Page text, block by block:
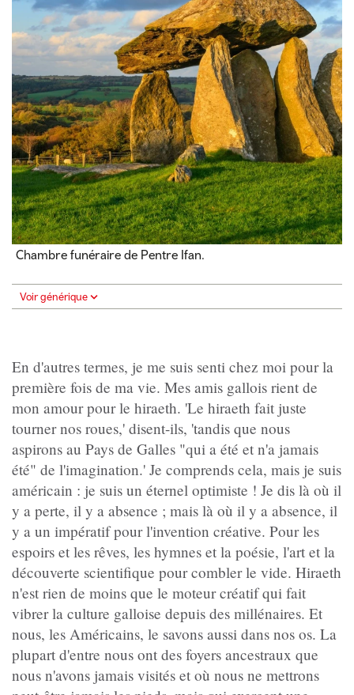
Chambre funéraire de Pentre Ifan.
Voir générique
En d'autres termes, je me suis senti chez moi pour la
première fois de ma vie. Mes amis gallois rient de
mon amour pour le hiraeth. 'Le hiraeth fait juste
tourner nos roues,' disent-ils, 'tandis que nous
aspirons au Pays de Galles "qui a été et n'a jamais
été" de l'imagination.' Je comprends cela, mais je suis
américain : je suis un éternel optimiste ! Je dis là où il
y a perte, il y a absence ; mais là où il y a absence, il
y a un impératif pour l'invention créative. Pour les
espoirs et les rêves, les hymnes et la poésie, l'art et la
découverte scientifique pour combler le vide. Hiraeth
n'est rien de moins que le moteur créatif qui fait
vibrer la culture galloise depuis des millénaires. Et
nous, les Américains, le savons aussi dans nos os. La
plupart d'entre nous ont des foyers ancestraux que
nous n'avons jamais visités et où nous ne mettrons